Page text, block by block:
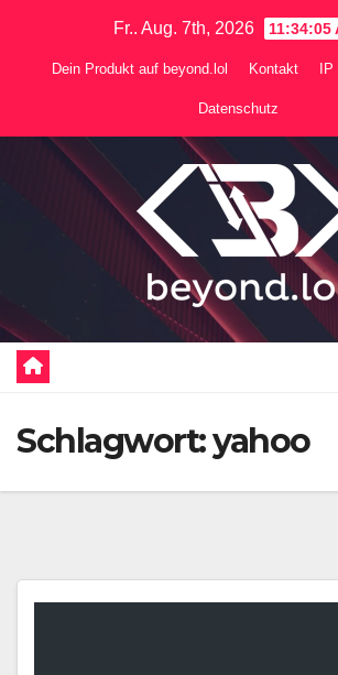
Fr.. Aug. 7th, 2026 11:34:06
Dein Produkt auf beyond.lol Kontakt IP
Datenschutz
Schlagwort:yahoo